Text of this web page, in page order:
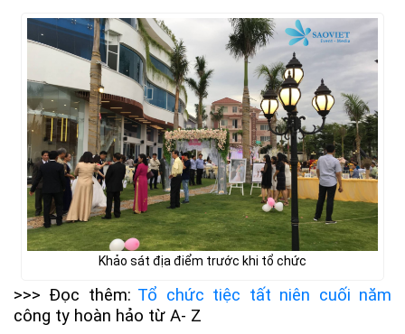
Khảo sát địa điểm trước khi tổ chức
>>> Đọc thêm: Tổ chức tiệc tất niên cuối năm
công ty hoàn hảo từ A- Z